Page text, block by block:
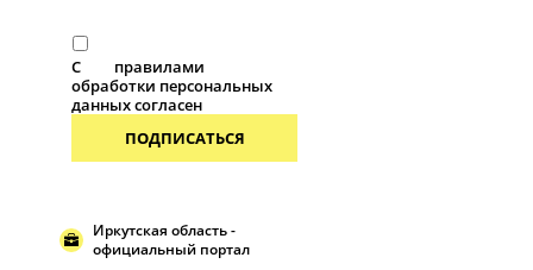
С
правилами
обработки персональных
данных согласен
ПОДПИСАТЬСЯ
Иркутская область -
официальный портал